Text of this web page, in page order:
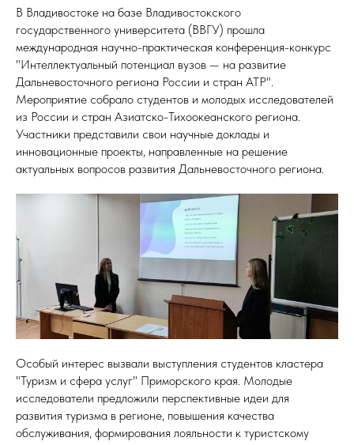
В Владивостоке на базе Владивостокского
государственного университета (ВВГУ) прошла
международная научно-практическая конференция-конкурс
"Интеллектуальный потенциал вузов — на развитие
Дальневосточного региона России и стран АТР".
Мероприятие собрало студентов и молодых исследователей
из России и стран Азиатско-Тихоокеанского региона.
Участники представили свои научные доклады и
инновационные проекты, направленные на решение
актуальных вопросов развития Дальневосточного региона.
Особый интерес вызвали выступления студентов кластера
"Туризм и сфера услуг" Приморского края. Молодые
исследователи предложили перспективные идеи для
развития туризма в регионе, повышения качества
обслуживания, формирования лояльности к туристскому